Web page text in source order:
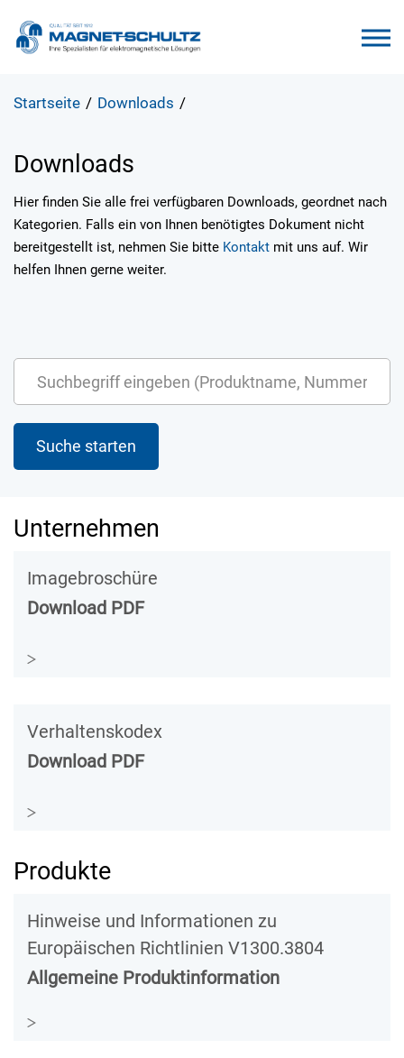
Startseite / Downloads /
Downloads
Hier finden Sie alle frei verfügbaren Downloads, geordnet nach
Kategorien. Falls ein von Ihnen benötigtes Dokument nicht
bereitgestellt ist, nehmen Sie bitte Kontakt mit uns auf. Wir
helfen Ihnen gerne weiter.
Unternehmen
Imagebroschüre
Download PDF
Verhaltenskodex
Download PDF
Produkte
Hinweise und Informationen zu
Europäischen Richtlinien V1300.3804
Allgemeine Produktinformation